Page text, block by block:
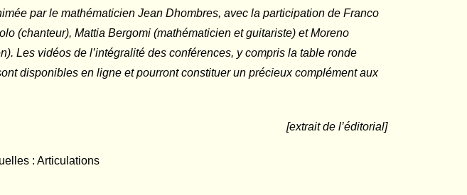
par le mathématicien Jean Dhombres, avec la participation de Franco
(chanteur), Mattia Bergomi (mathématicien et guitariste) et Moreno
Les vidéos de l’intégralité des conférences, y compris la table ronde
disponibles en ligne et pourront constituer un précieux complément aux
[extrait de l’éditorial]
: Articulations